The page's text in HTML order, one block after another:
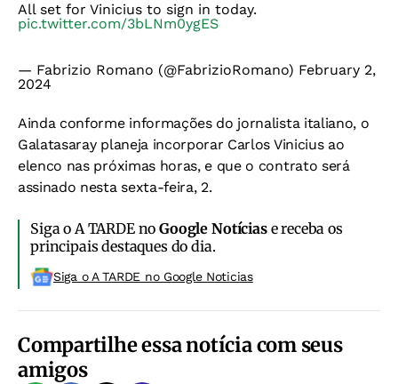
All set for Vinicius to sign in today.
pic.twitter.com/3bLNm0ygES
— Fabrizio Romano (@FabrizioRomano) February 2,
2024
Ainda conforme informações do jornalista italiano, o
Galatasaray planeja incorporar Carlos Vinicius ao
elenco nas próximas horas, e que o contrato será
assinado nesta sexta-feira, 2.
Siga o A TARDE noGoogle Notíciase receba os
principais destaques do dia.
Siga o A TARDE no Google Noticias
Compartilhe essa notícia com seus
amigos